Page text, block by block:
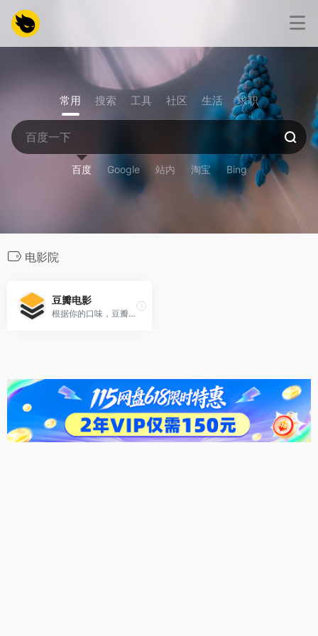
常用 搜索 工具 社区 生活 求职
百度 Google 站内 淘宝 Bing
电影院
豆瓣电影
根据你的口味，豆瓣电影会推荐好电影给你。